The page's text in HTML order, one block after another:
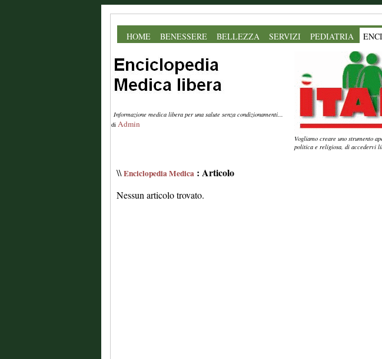
HOME BENESSERE BELLEZZA SERVIZI PEDIATRIA
Informazione medica libera per una salute senza condizionamenti...
di Admin
Vogliamo creare uno strumento
politica e religiosa, di accedervi
\\Enciclopedia Medica : Articolo
Nessun articolo trovato.